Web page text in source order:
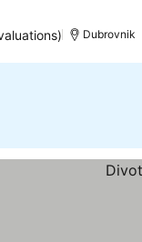
Dubrovnik